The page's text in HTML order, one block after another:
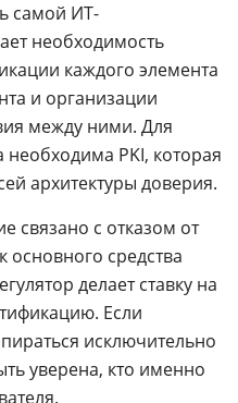
самой ИТ-
необходимость
каждого элемента
и организации
между ними. Для
необходима PKI, которая
архитектуры доверия.
связано с отказом от
основного средства
делает ставку на
Если
исключительно
уверена, кто именно